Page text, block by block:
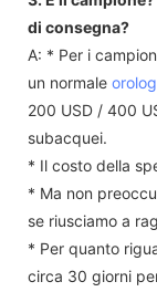
di consegna?
A: * Per i
un normale
200 USD / 400
subacquei.
* Il costo della
* Ma non
se riusciamo a
* Per quanto
circa 30 giorni